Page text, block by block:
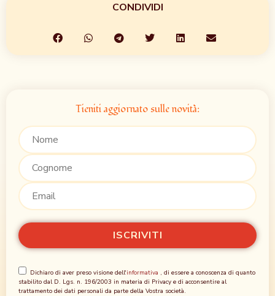
CONDIVIDI
Tieniti aggiornato sulle novità:
Dichiaro di aver preso visione dell'informativa , di essere a conoscenza di quanto
stabilito dal D. Lgs. n. 196/2003 in materia di Privacy e di acconsentire al
trattamento dei dati personali da parte della Vostra società.